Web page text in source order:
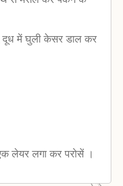
दूध में घुली केसर डाल कर
लेयर लगा कर परोसें ।